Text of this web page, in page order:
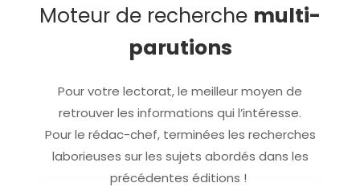
Moteur de recherche multi-
parutions
Pour votre lectorat, le meilleur moyen de
retrouver les informations qui l’intéresse.
Pour le rédac-chef, terminées les recherches
laborieuses sur les sujets abordés dans les
précédentes éditions !